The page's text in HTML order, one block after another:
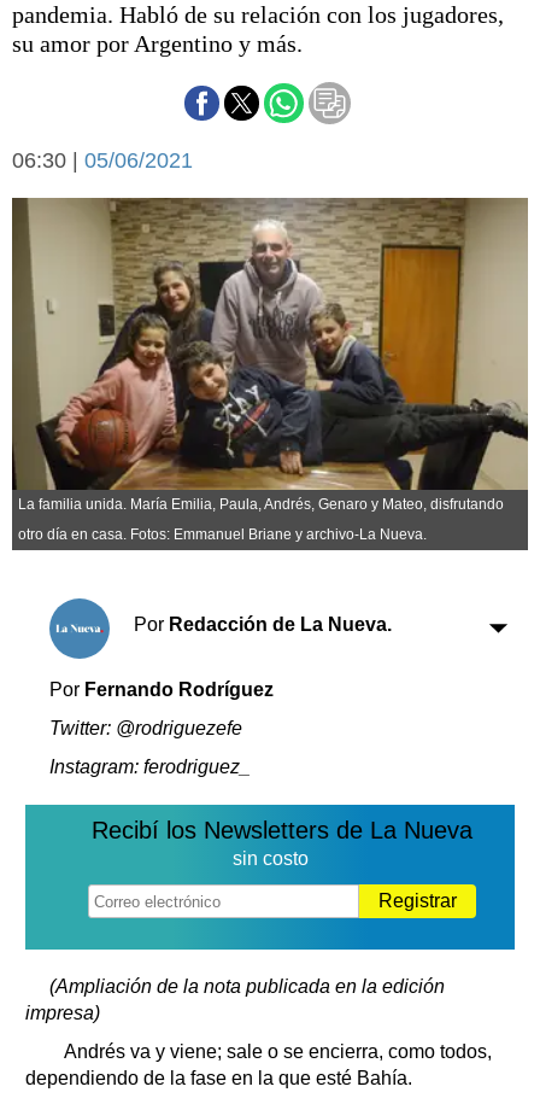
Fútbol
Federal A
Aplausos
Cines
Economía y campo
Espacio empresas
Sociedad y tiempo
libre
Sociedad
Tecnología
Turismo
Salud
Es viral
El tiempo
Cartón Lleno
Fúnebres
Suplementos
Servicios
Farmacias
Loterías
Datos Útiles
Teléfonos de urgencia
pandemia. Habló de su relación con los jugadores,
su amor por Argentino y más.
06:30 | 05/06/2021
La familia unida. María Emilia, Paula, Andrés, Genaro y Mateo, disfrutando
otro día en casa. Fotos: Emmanuel Briane y archivo-La Nueva.
Por Redacción de La Nueva.
Por Fernando Rodríguez
Twitter: @rodriguezefe
Instagram: ferodriguez_
Recibí los Newsletters de La Nueva
sin costo
Registrar
(Ampliación de la nota publicada en la edición
impresa)
Andrés va y viene; sale o se encierra, como todos,
dependiendo de la fase en la que esté Bahía.